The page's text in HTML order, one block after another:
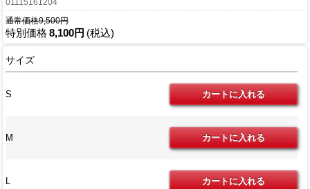
01115161204
通常価格9,500円
特別価格 8,100円 (税込)
サイズ
S
M
L